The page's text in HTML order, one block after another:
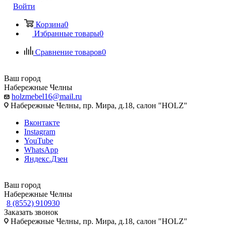
Войти
Корзина0
Избранные товары0
Сравнение товаров0
Ваш город
Набережные Челны
holzmebel16@mail.ru
Набережные Челны, пр. Мира, д.18, салон "HOLZ"
Вконтакте
Instagram
YouTube
WhatsApp
Яндекс.Дзен
Ваш город
Набережные Челны
8 (8552) 910930
Заказать звонок
Набережные Челны, пр. Мира, д.18, салон "HOLZ"